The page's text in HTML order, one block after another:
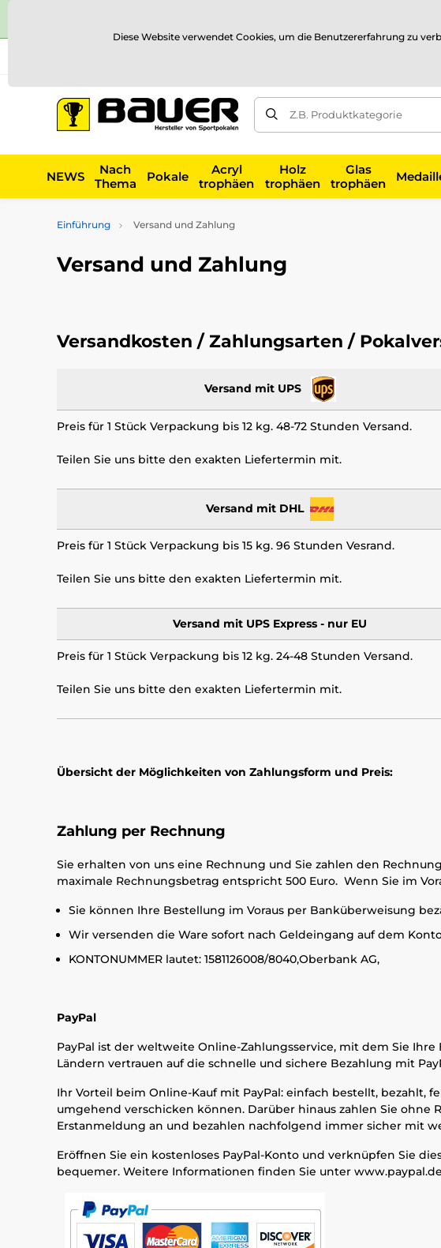
⭐Siehe
Z.B. Produktkategorie
NEWS
Nach
Thema
Pokale
Acryl
trophäen
Holz
trophäen
Glas
trophäen
Einführung Versand und Zahlung
Versand und Zahlung
Versandkosten / Zahlungsarten /
Versand mit UPS
Preis für 1 Stück Verpackung bis 12 kg. 48-72 Stunden Versand.
Teilen Sie uns bitte den exakten Liefertermin mit.
Versand mit DHL
Preis für 1 Stück Verpackung bis 15 kg. 96 Stunden Vesrand.
Teilen Sie uns bitte den exakten Liefertermin mit.
Versand mit UPS Express - nur EU
Preis für 1 Stück Verpackung bis 12 kg. 24-48 Stunden Versand.
Teilen Sie uns bitte den exakten Liefertermin mit.
Übersicht der Möglichkeiten von Zahlungsform und Preis:
Zahlung per Rechnung
Sie erhalten von uns eine Rechnung und Sie zahlen den
maximale Rechnungsbetrag entspricht 500 Euro. Wenn Sie im
Sie können Ihre Bestellung im Voraus per Banküberweisung
Wir versenden die Ware sofort nach Geldeingang auf dem
KONTONUMMER lautet: 1581126008/8040,Oberbank
PayPal
PayPal ist der weltweite Online-Zahlungsservice, mit dem Sie
Ländern vertrauen auf die schnelle und sichere Bezahlung mit
Ihr Vorteil beim Online-Kauf mit PayPal: einfach bestellt, bezahlt,
umgehend verschicken können. Darüber hinaus zahlen Sie
Erstanmeldung an und bezahlen nachfolgend immer sicher mit
Eröffnen Sie ein kostenloses PayPal-Konto und verknüpfen Sie
bequemer. Weitere Informationen finden Sie unter
Diese Website verwendet Cookies, um die Benutzererfahrung zu